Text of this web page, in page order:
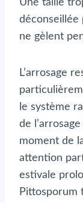
Une taille
déconseillée
ne gèlent
L’arrosage
le système
de
moment de
attention
estivale
Pittosporum